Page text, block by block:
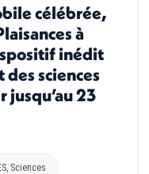
célébrée,
à
inédit
sciences
jusqu’au 23
Sciences